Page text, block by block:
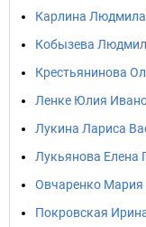
Карлина
Кобызева
Крестьянинова
Ленке Юлия
Лукина Лариса
Лукьянова Елена
Овчаренко Мария
Покровская